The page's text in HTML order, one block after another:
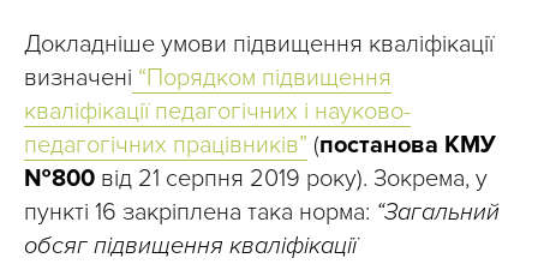
Докладніше умови підвищення кваліфікації
визначені “Порядком підвищення
кваліфікації педагогічних і науково-
педагогічних працівників” (постанова КМУ
№800 від 21 серпня 2019 року). Зокрема, у
пункті 16 закріплена така норма: “Загальний
обсяг підвищення кваліфікації